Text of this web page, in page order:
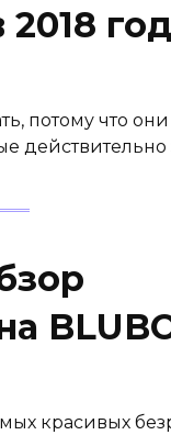
2018
потому что они
действительно
красивых